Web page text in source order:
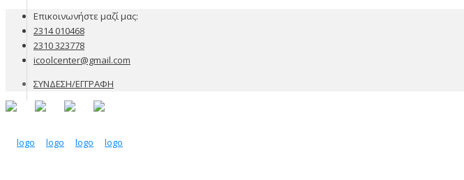
Επικοινωνήστε μαζί μας:
2314 010468
2310 323778
icoolcenter@gmail.com
ΣΥΝΔΕΣΗ/ΕΓΓΡΑΦΗ